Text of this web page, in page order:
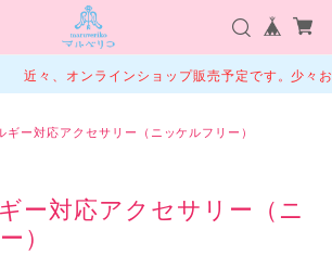
近々、オンラインショップ販売予定です。少々お
ギー対応アクセサリー（ニッケルフリー）
ー対応アクセサリー（ニ
）